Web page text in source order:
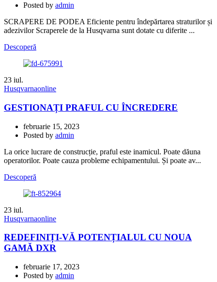
Posted by admin
SCRAPERE DE PODEA Eficiente pentru îndepărtarea straturilor și
adezivilor Scraperele de la Husqvarna sunt dotate cu diferite ...
Descoperă
23 iul.
Husqvarnaonline
GESTIONAȚI PRAFUL CU ÎNCREDERE
februarie 15, 2023
Posted by admin
La orice lucrare de construcție, praful este inamicul. Poate dăuna
operatorilor. Poate cauza probleme echipamentului. Și poate av...
Descoperă
23 iul.
Husqvarnaonline
REDEFINIȚI-VĂ POTENȚIALUL CU NOUA
GAMĂ DXR
februarie 17, 2023
Posted by admin